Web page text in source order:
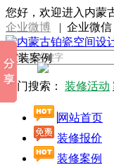
您好，欢迎进入内蒙
企业微博 | 企业微信
家装案例
热门搜索： 装修活动
网站首页
装修报价
装修案例